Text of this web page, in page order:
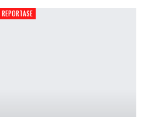
REPORTASE